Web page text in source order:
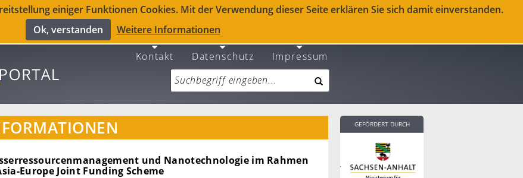
einiger Funktionen Cookies. Mit der Verwendung dieser Seite erklären Sie sich damit einverstanden.
Ok, verstanden
Weitere Informationen
Kontakt Datenschutz Impressum
und Nanotechnologie im Rahmen
Europe Joint Funding Scheme
GEFÖRDERT DURCH